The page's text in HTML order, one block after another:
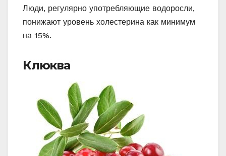
Люди, регулярно употребляющие водоросли,
понижают уровень холестерина как минимум
на 15%.
Клюква